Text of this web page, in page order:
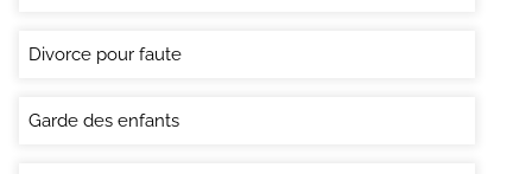
Divorce pour faute
Garde des enfants